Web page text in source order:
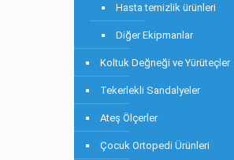
Hasta temizlik ürünleri
Diğer Ekipmanlar
Koltuk Değneği ve Yürüteçler
Tekerlekli Sandalyeler
Ateş Ölçerler
Çocuk Ortopedi Ürünleri